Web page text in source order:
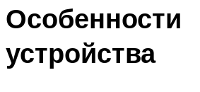
Особенности
устройства